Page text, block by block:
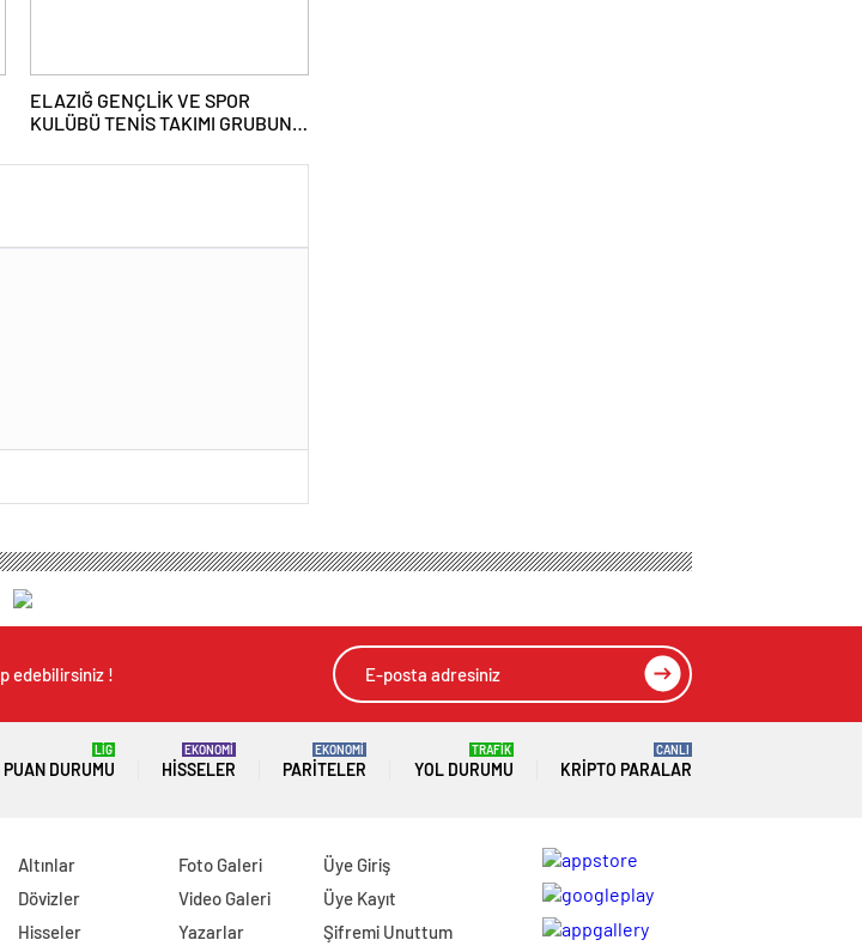
ELAZIĞ GENÇLİK VE SPOR
KULÜBÜ TENİS TAKIMI GRUBUNU
FİNALE YÜKSELDİ
edebilirsiniz !
PUAN DURUMU
LİG
HISSELER
EKONOMİ
PARITELER
EKONOMİ
YOL DURUMU
TRAFİK
KRIPTO PARALAR
CANLI
Altınlar
Dövizler
Hisseler
Foto Galeri
Video Galeri
Yazarlar
Üye Giriş
Üye Kayıt
Şifremi Unuttum